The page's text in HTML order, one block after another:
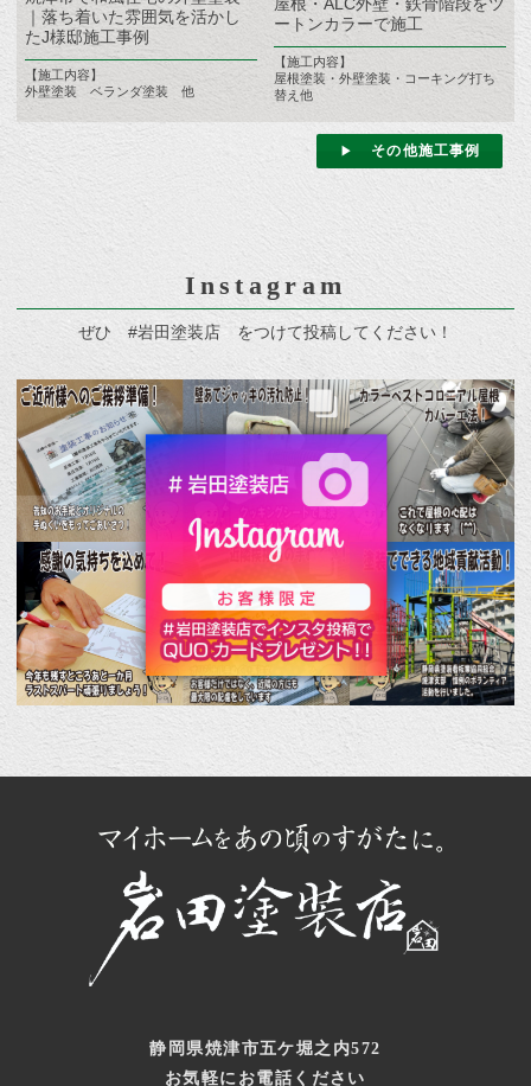
｜落ち着いた雰囲気を活かし
たJ様邸施工事例
【施工内容】
外壁塗装 ベランダ塗装 他
屋根・ALC外壁・鉄骨階段をツ
ートンカラーで施工
【施工内容】
屋根塗装・外壁塗装・コーキング打ち
替え他
その他施工事例
Instagram
ぜひ #岩田塗装店 をつけて投稿してください！
静岡県焼津市五ケ堀之内572
お気軽にお電話ください